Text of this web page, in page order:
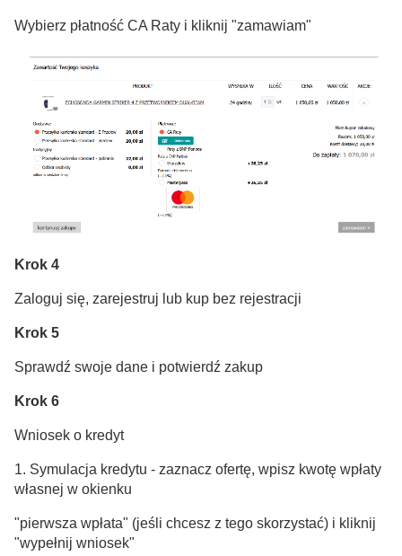
Wybierz płatność CA Raty i kliknij "zamawiam"
Krok 4
Zaloguj się, zarejestruj lub kup bez rejestracji
Krok 5
Sprawdź swoje dane i potwierdź zakup
Krok 6
Wniosek o kredyt
1. Symulacja kredytu - zaznacz ofertę, wpisz kwotę wpłaty
własnej w okienku
"pierwsza wpłata" (jeśli chcesz z tego skorzystać) i kliknij
"wypełnij wniosek"